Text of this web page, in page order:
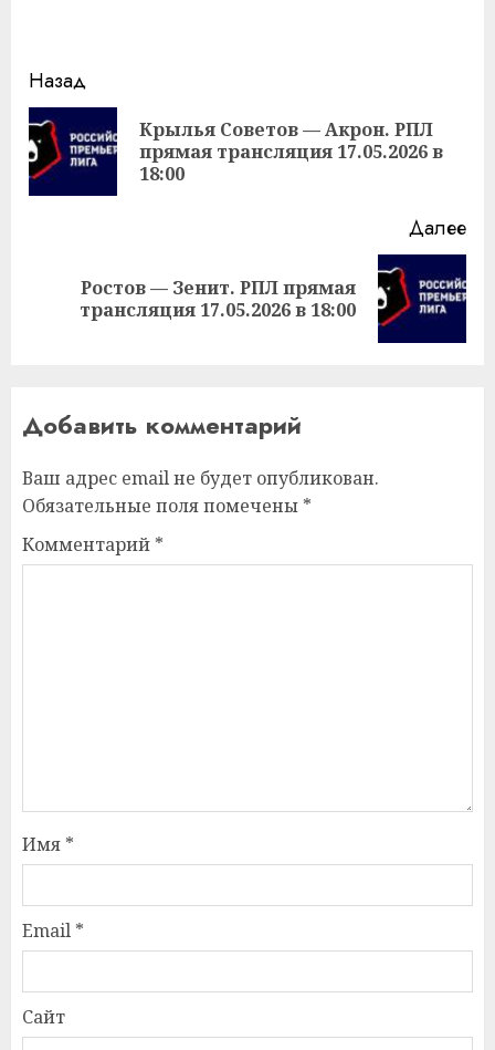
Продолжить
чтение
Назад
Крылья Советов — Акрон. РПЛ
прямая трансляция 17.05.2026 в
18:00
Далее
Следующая
запись:
Ростов — Зенит. РПЛ прямая
трансляция 17.05.2026 в 18:00
Добавить комментарий
Ваш адрес email не будет опубликован.
Обязательные поля помечены *
Комментарий *
Имя *
Email *
Сайт